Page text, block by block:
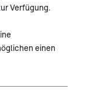
Verfügung.
einen